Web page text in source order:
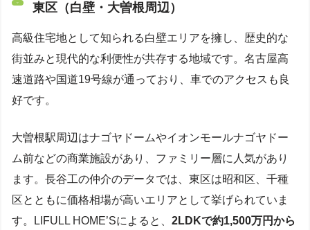
東区（白壁・大曽根周辺）
高級住宅地として知られる白壁エリアを擁し、歴史的な
街並みと現代的な利便性が共存する地域です。名古屋高
速道路や国道19号線が通っており、車でのアクセスも良
好です。
大曽根駅周辺はナゴヤドームやイオンモールナゴヤドー
ム前などの商業施設があり、ファミリー層に人気があり
ます。長谷工の仲介のデータでは、東区は昭和区、千種
区とともに価格相場が高いエリアとして挙げられていま
す。LIFULL HOME’Sによると、 2LDKで約1,500万円から